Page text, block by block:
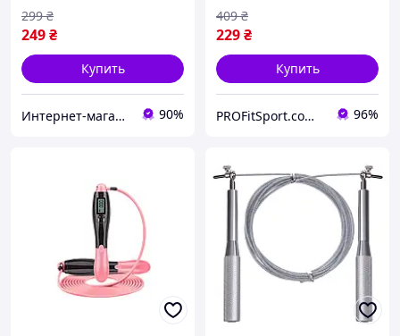
249₴
299 ₴
Купить
Интернет-магазин спортивного питания и товаров для фитнеса Protein Lounge 90%
229₴
409 ₴
Купить
PROFitSport.com.ua - Интернет-магазин спортинвентаря 96%